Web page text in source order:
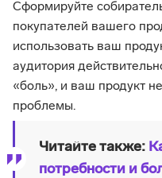
Сформируйте
покупателей вашего
использовать ваш
аудитория
«боль», и ваш продукт
проблемы.
Читайте также:
потребности и